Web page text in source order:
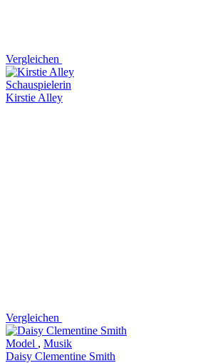
Vergleichen
Schauspielerin
Kirstie Alley
Vergleichen
Model , Musik
Daisy Clementine Smith